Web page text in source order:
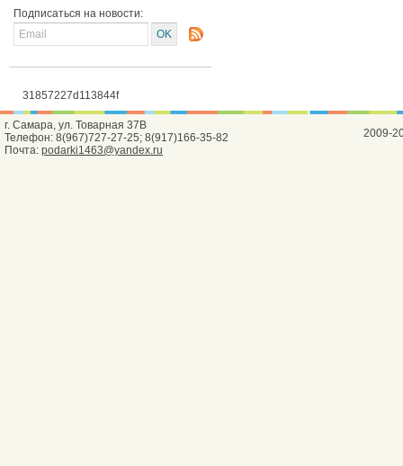
Подписаться на новости:
31857227d113844f
г. Самара, ул. Товарная 37В
Телефон: 8(967)727-27-25; 8(917)166-35-82
Почта: podarki1463@yandex.ru
2009-